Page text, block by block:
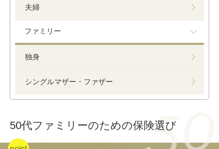
夫婦
ファミリー
独身
シングルマザー・ファザー
50代ファミリーのための保険選び